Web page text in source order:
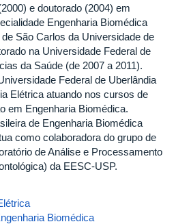
e doutorado (2004) em
Engenharia Biomédica
São Carlos da Universidade de
na Universidade Federal de
da Saúde (de 2007 a 2011).
Federal de Uberlândia
Elétrica atuando nos cursos de
em Engenharia Biomédica.
de Engenharia Biomédica
como colaboradora do grupo de
de Análise e Processamento
da EESC-USP.
Biomédica